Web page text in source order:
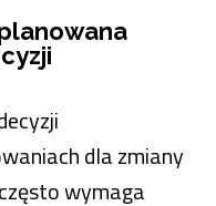
dla zmiany
wymaga